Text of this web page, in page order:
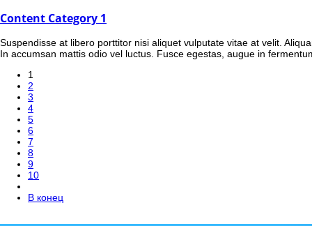
Content Category 1
Suspendisse at libero porttitor nisi aliquet vulputate vitae at velit.
In accumsan mattis odio vel luctus. Fusce egestas, augue in
1
2
3
4
5
6
7
8
9
10
В конец